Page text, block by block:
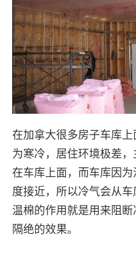
在加拿大很多房子车库
为寒冷，居住环境极差
在车库上面，而车库因
度接近，所以冷气会从
温棉的作用就是用来阻
隔绝的效果。